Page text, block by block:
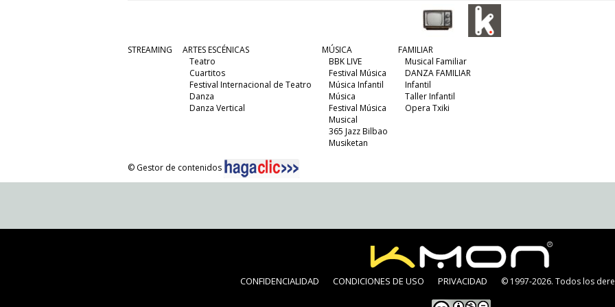
STREAMING
ARTES ESCÉNICAS
Teatro
Cuartitos
Festival Internacional de Teatro
Danza
Danza Vertical
MÚSICA
BBK LIVE
Festival Música
Música Infantil
Música
Festival Música
Musical
365 Jazz Bilbao
Musiketan
FAMILIAR
Musical Familiar
DANZA FAMILIAR
Infantil
Taller Infantil
Opera Txiki
© Gestor de contenidos
CONFIDENCIALIDAD CONDICIONES DE USO PRIVACIDAD © 1997-2026. Todos los